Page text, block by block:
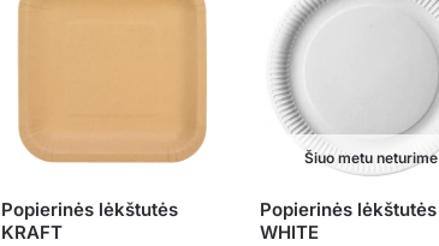
Popierinės lėkštutės
KRAFT
Šiuo metu neturime
Popierinės lėkštutės
WHITE